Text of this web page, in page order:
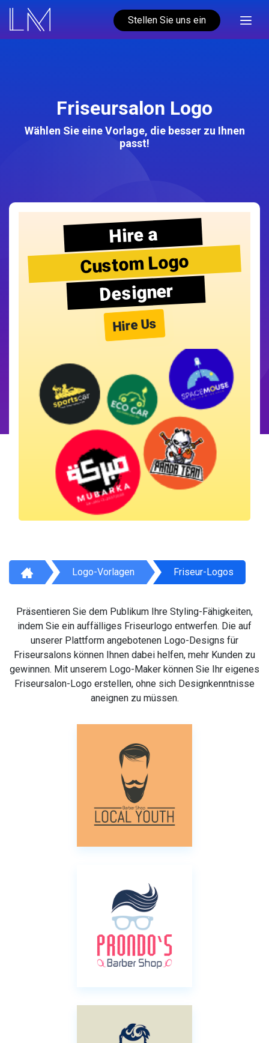
Stellen Sie uns ein
Friseursalon Logo
Wählen Sie eine Vorlage, die besser zu Ihnen
passt!
Hire a
Custom Logo
Designer
Hire Us
Logo-Vorlagen Friseur-Logos
Präsentieren Sie dem Publikum Ihre Styling-Fähigkeiten,
indem Sie ein auffälliges Friseurlogo entwerfen. Die auf
unserer Plattform angebotenen Logo-Designs für
Friseursalons können Ihnen dabei helfen, mehr Kunden zu
gewinnen. Mit unserem Logo-Maker können Sie Ihr eigenes
Friseursalon-Logo erstellen, ohne sich Designkenntnisse
aneignen zu müssen.